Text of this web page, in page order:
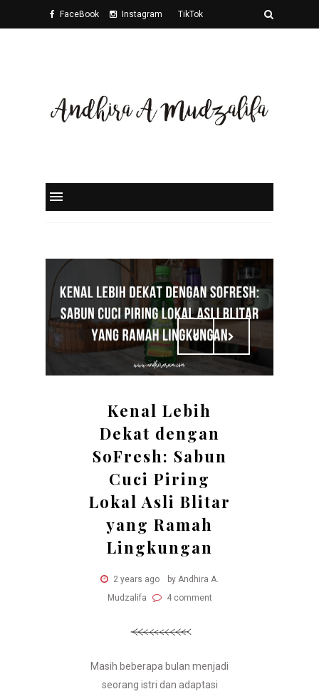
FaceBook Instagram TikTok
Kenal Lebih
Dekat dengan
SoFresh: Sabun
Cuci Piring
Lokal Asli Blitar
yang Ramah
Lingkungan
2 years ago
by Andhira A.
Mudzalifa
4 comment
Masih beberapa bulan menjadi
seorang istri dan adaptasi